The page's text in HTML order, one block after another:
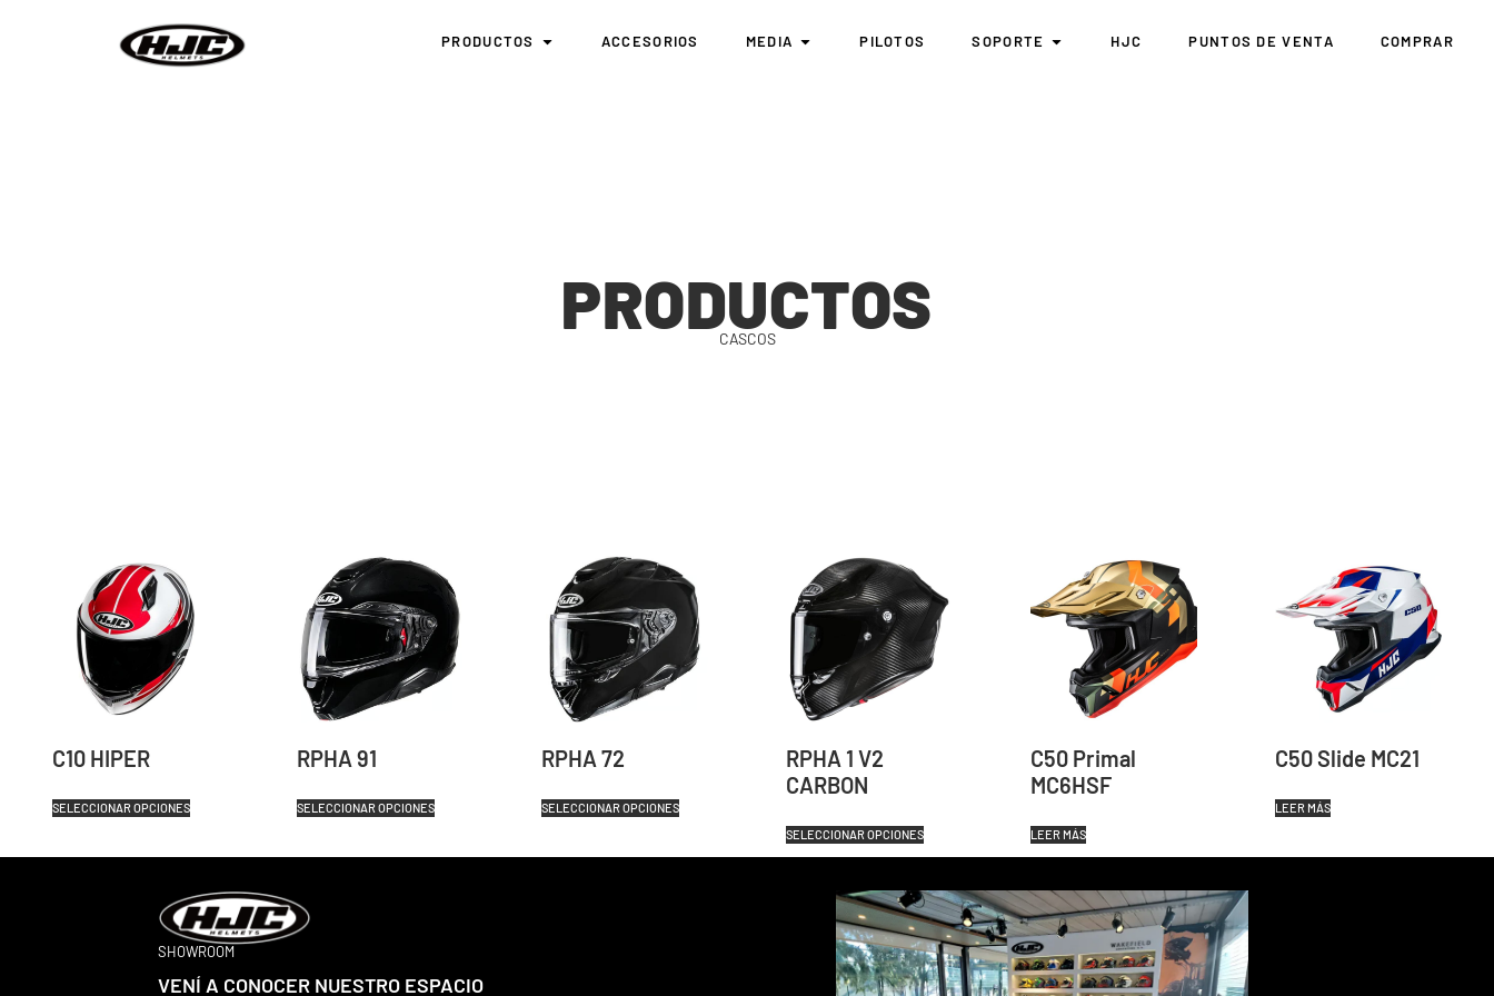
PRODUCTOS ACCESORIOS MEDIA PILOTOS SOPORTE HJC PUNTOS DE VENTA COMPRAR
PRODUCTOS
CASCOS
C10 HIPER
SELECCIONAR OPCIONES
RPHA 91
SELECCIONAR OPCIONES
RPHA 72
SELECCIONAR OPCIONES
RPHA 1 V2
CARBON
SELECCIONAR OPCIONES
C50 Primal
MC6HSF
LEER MÁS
C50 Slide MC21
LEER MÁS
SHOWROOM
VENÍ A CONOCER NUESTRO ESPACIO